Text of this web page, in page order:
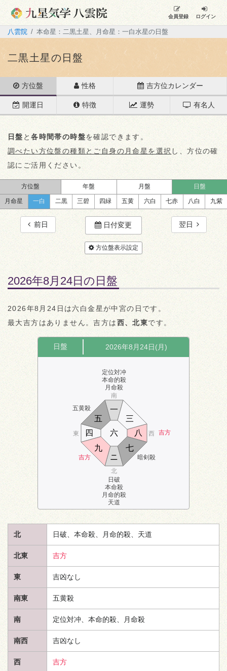
会員登録 ログイン
八雲院 本命星：二黒土星、月命星：一白水星の日盤
二黒土星の日盤
方位盤 性格 吉方位カレンダー
開運日 特徴 運勢 有名人
日盤 と各時間帯の時盤を確認できます。
調べたい方位盤の種類とご自身の月命星を選択 し、方位の確
認にご活用ください。
方位盤 年盤 月盤 日盤
月命星 一白 二黒 三碧 四緑 五黄 六白 七赤 八白 九紫
前日 日付変更 翌日
方位盤表示設定
2026年8月24日の日盤
2026年8月24日は六白金星が中宮の日です。
最大吉方はありません。吉方は西、北東です。
日盤 2026年8月24日(月)
五黄殺
定位対冲
本命的殺
月命殺
吉方
吉方
日破
本命殺
月命的殺
天道
暗剣殺
南
北
東 西
ニ
三
四
五
六
七
八
九
一
北 日破、本命殺、月命的殺、 天道
北東 吉方
東 吉凶なし
南東 五黄殺
南 定位対冲、本命的殺、月命殺
南西 吉凶なし
西 吉方